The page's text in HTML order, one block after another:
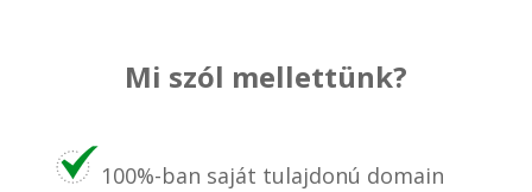
Mi szól mellettünk?
100%-ban saját tulajdonú domain